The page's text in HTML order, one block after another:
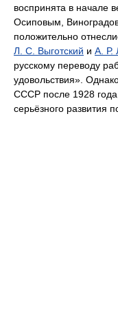
воспринята в начале
Осиповым,
положительно
Л. С. Выготский и А. Р.
русскому переводу
удовольствия».
СССР после 1928
серьёзного развития